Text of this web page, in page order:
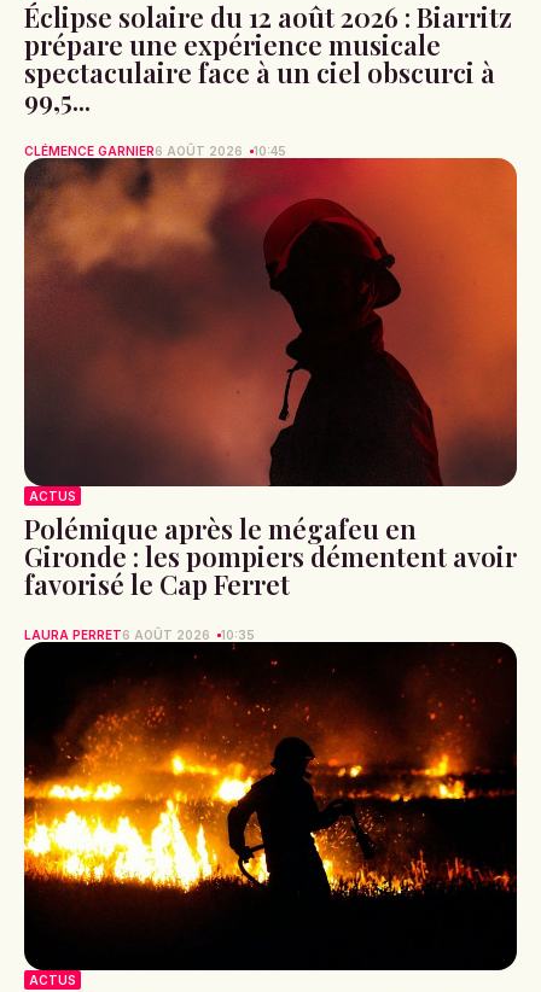
Éclipse solaire du 12 août 2026 : Biarritz
prépare une expérience musicale
spectaculaire face à un ciel obscurci à
99,5...
CLÉMENCE GARNIER6 AOÛT 2026 10:45
ACTUS
Polémique après le mégafeu en
Gironde : les pompiers démentent avoir
favorisé le Cap Ferret
LAURA PERRET6 AOÛT 2026 10:35
ACTUS